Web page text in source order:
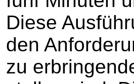
Diese
den
zu